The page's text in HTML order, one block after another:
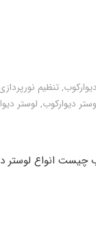
,تنظیم
دیوارکوب, لوستر
چیست انواع لوستر